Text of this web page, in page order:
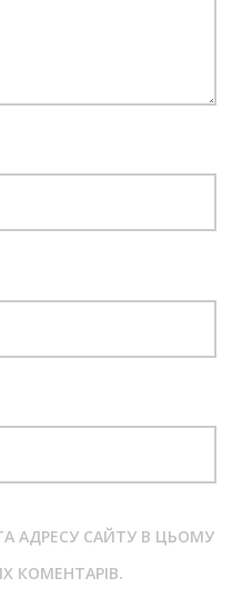
АДРЕСУ САЙТУ В ЦЬОМУ
КОМЕНТАРІВ.